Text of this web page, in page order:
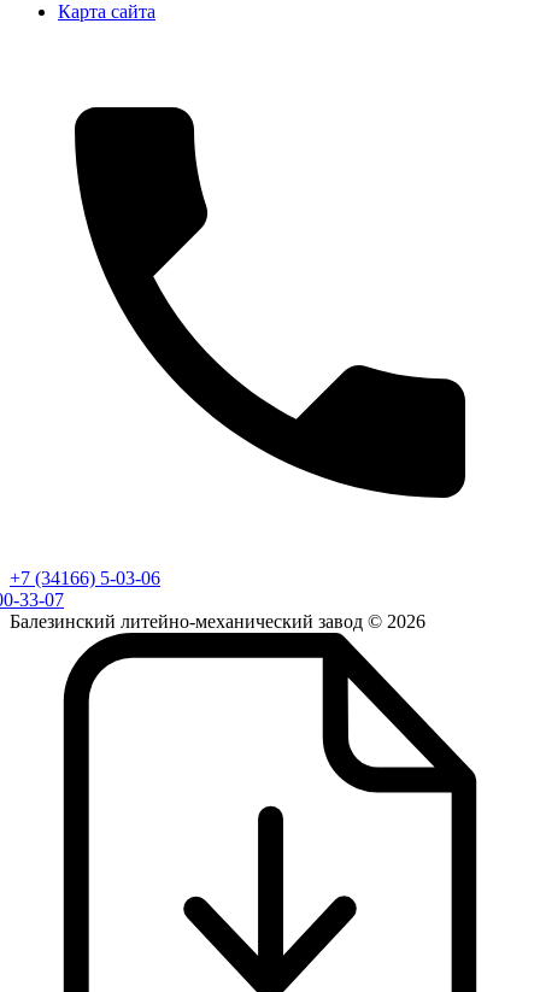
Карта сайта
+7 (34166) 5-03-06
33-07
Балезинский литейно-механический завод © 2026